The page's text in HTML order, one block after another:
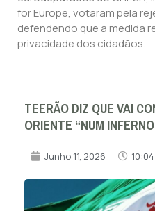
for Europe, votaram pela
defendendo que a medida
privacidade dos cidadãos.
TEERÃO DIZ QUE VAI
ORIENTE “NUM
Junho 11, 2026 10:04